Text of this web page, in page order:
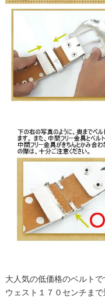
大人気の低価格のベルトで
ウェスト１７０センチまで